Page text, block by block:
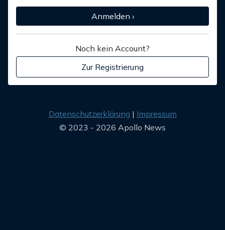
Anmelden ›
Noch kein Account?
Zur Registrierung
Datenschutzerklärung
Impressum
© 2023 - 2026 Apollo News